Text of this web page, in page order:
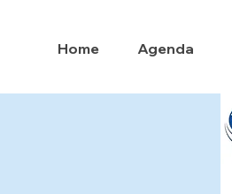
Home Agenda